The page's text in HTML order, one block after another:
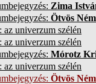
Zima
Ötvös
az univerzum szélén
az univerzum szélén
Mórotz
az univerzum szélén
Ötvös